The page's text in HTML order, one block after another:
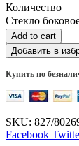
Количество
Стекло
Add to cart
Добавить в
Купить по
SKU: 827/
Facebook